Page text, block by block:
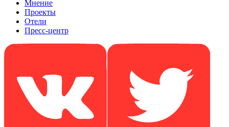
Мнение
Проекты
Отели
Пресс-центр